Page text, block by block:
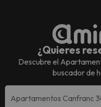
¿Quieres
Descubre el
buscador de